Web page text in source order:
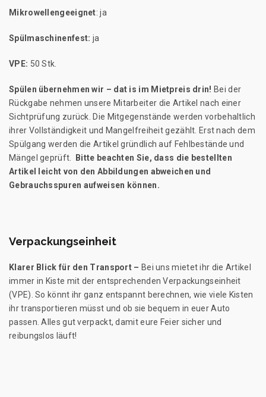
Mikrowellengeeignet: ja
Spülmaschinenfest: ja
VPE: 50 Stk.
Spülen übernehmen wir – dat is im Mietpreis drin! Bei der
Rückgabe nehmen unsere Mitarbeiter die Artikel nach einer
Sichtprüfung zurück. Die Mitgegenstände werden vorbehaltlich
ihrer Vollständigkeit und Mangelfreiheit gezählt. Erst nach dem
Spülgang werden die Artikel gründlich auf Fehlbestände und
Mängel geprüft.
Bitte beachten Sie, dass die bestellten
Artikel leicht von den Abbildungen abweichen und
Gebrauchsspuren aufweisen können.
Verpackungseinheit
Klarer Blick für den Transport – Bei uns mietet ihr die Artikel
immer in Kiste mit der entsprechenden Verpackungseinheit
(VPE). So könnt ihr ganz entspannt berechnen, wie viele Kisten
ihr transportieren müsst und ob sie bequem in euer Auto
passen. Alles gut verpackt, damit eure Feier sicher und
reibungslos läuft!